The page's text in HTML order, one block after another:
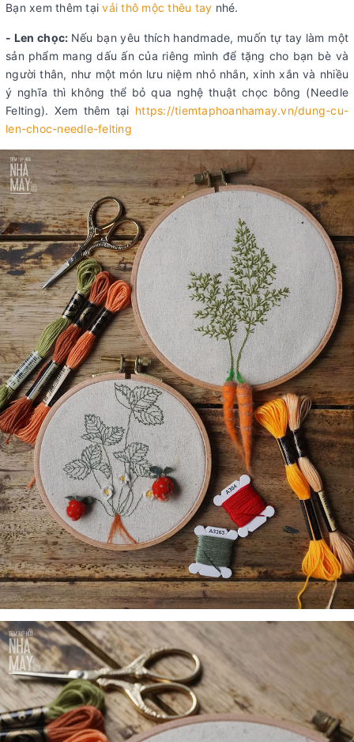
Bạn xem thêm tạivải thô mộc thêu tay nhé.
- Len chọc: Nếu bạn yêu thích handmade, muốn tự tay làm một
sản phẩm mang dấu ấn của riêng mình để tặng cho bạn bè và
người thân, như một món lưu niệm nhỏ nhắn, xinh xắn và nhiều
ý nghĩa thì không thể bỏ qua nghệ thuật chọc bông (Needle
Felting). Xem thêm tại https://tiemtaphoanhamay.vn/dung-cu-
len-choc-needle-felting